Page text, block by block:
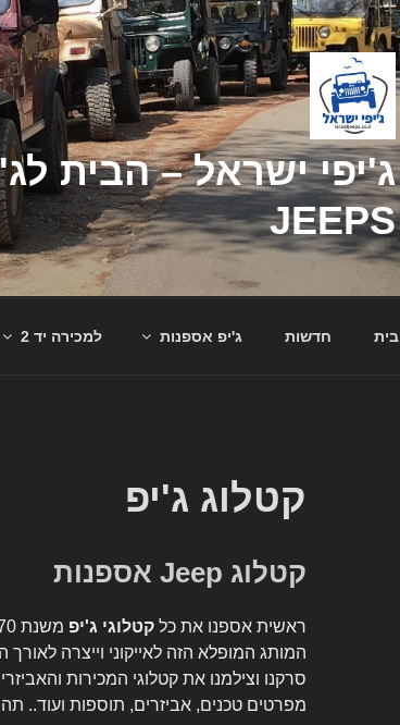
JEEPS
בית חדשות ג'יפ אספנות למכירה יד 2
קטלוג ג'יפ
קטלוג Jeep אספנות
ראשית אספנו את כל קטלוגי ג'יפ
המותג המופלא הזה לאייקוני וייצרה
סרקנו וצילמנו את קטלוגי המכירות
מפרטים טכנים, אביזרים, תוספות ועוד..